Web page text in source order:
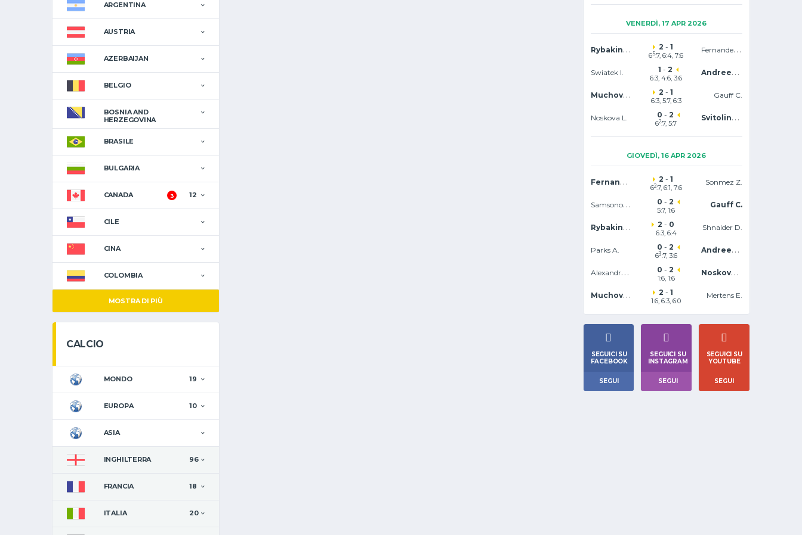
ARGENTINA
AUSTRIA
AZERBAIJAN
BELGIO
BOSNIA AND
HERZEGOVINA
BRASILE
BULGARIA
CANADA 3 12
CILE
CINA
COLOMBIA
MOSTRA DI PIÙ
CALCIO
MONDO 19
EUROPA 10
ASIA
INGHILTERRA 96
FRANCIA 18
ITALIA 20
VENERDÌ, 17 APR 2026
Rybakina E. 2 - 1
65:7, 6:4, 7:6
Fernandez L.
Swiatek I. 1 - 2
6:3, 4:6, 3:6
Andreeva M.
Muchova K. 2 - 1
6:3, 5:7, 6:3
Gauff C.
Noskova L. 0 - 2
62:7, 5:7
Svitolina E.
GIOVEDÌ, 16 APR 2026
Fernandez L. 2 - 1
62:7, 6:1, 7:6
Sonmez Z.
Samsonova L. 0 - 2
5:7, 1:6
Gauff C.
Rybakina E. 2 - 0
6:3, 6:4
Shnaider D.
Parks A. 0 - 2
63:7, 3:6
Andreeva M.
Alexandrova E. 0 - 2
1:6, 1:6
Noskova L.
Muchova K. 2 - 1
1:6, 6:3, 6:0
Mertens E.
SEGUICI SU
FACEBOOK
SEGUI
SEGUICI SU
INSTAGRAM
SEGUI
SEGUICI SU
YOUTUBE
SEGUI